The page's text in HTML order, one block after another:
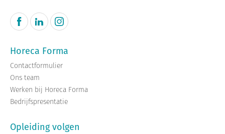
Horeca Forma
Contactformulier
Ons team
Werken bij Horeca Forma
Bedrijfspresentatie
Opleiding volgen